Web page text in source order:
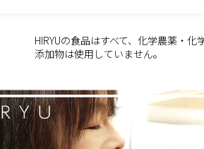
HIRYUの食品はすべて、化学農薬・
添加物は使用していません。